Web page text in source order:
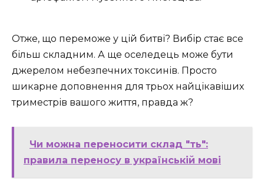
Отже, що переможе у цій битві? Вибір стає все
більш складним. А ще оселедець може бути
джерелом небезпечних токсинів. Просто
шикарне доповнення для трьох найцікавіших
триместрів вашого життя, правда ж?
Чи можна переносити склад "ть":
правила переносу в українській мові